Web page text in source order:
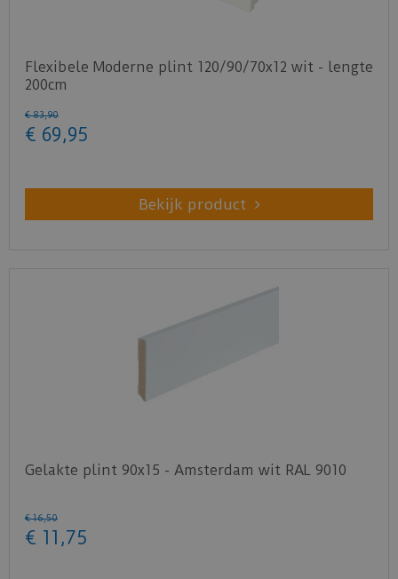
Flexibele Moderne plint 120/90/70x12 wit - lengte
200cm
€ 83,90
€ 69,95
Bekijk product
Gelakte plint 90x15 - Amsterdam wit RAL 9010
€ 16,50
€ 11 ,75